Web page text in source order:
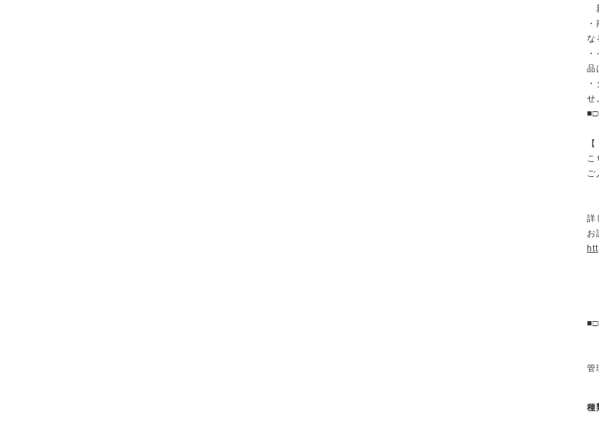
な
品
せ
こ
ご
詳
お
管
種